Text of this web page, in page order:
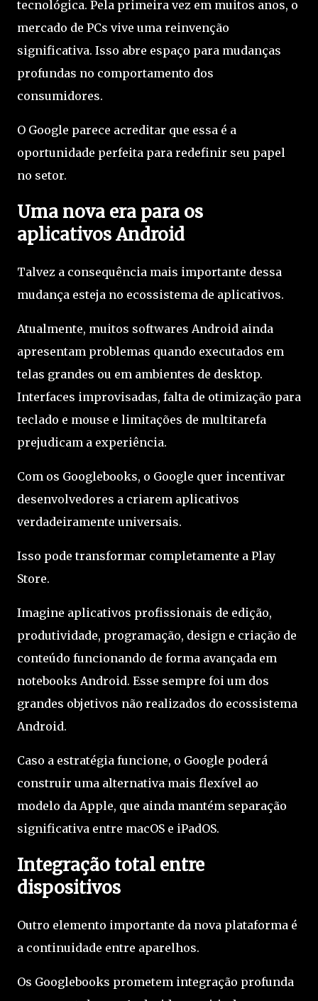
tecnológica. Pela primeira vez em muitos anos, o
mercado de PCs vive uma reinvenção
significativa. Isso abre espaço para mudanças
profundas no comportamento dos
consumidores.
O Google parece acreditar que essa é a
oportunidade perfeita para redefinir seu papel
no setor.
Uma nova era para os
aplicativos Android
Talvez a consequência mais importante dessa
mudança esteja no ecossistema de aplicativos.
Atualmente, muitos softwares Android ainda
apresentam problemas quando executados em
telas grandes ou em ambientes de desktop.
Interfaces improvisadas, falta de otimização para
teclado e mouse e limitações de multitarefa
prejudicam a experiência.
Com os Googlebooks, o Google quer incentivar
desenvolvedores a criarem aplicativos
verdadeiramente universais.
Isso pode transformar completamente a Play
Store.
Imagine aplicativos profissionais de edição,
produtividade, programação, design e criação de
conteúdo funcionando de forma avançada em
notebooks Android. Esse sempre foi um dos
grandes objetivos não realizados do ecossistema
Android.
Caso a estratégia funcione, o Google poderá
construir uma alternativa mais flexível ao
modelo da Apple, que ainda mantém separação
significativa entre macOS e iPadOS.
Integração total entre
dispositivos
Outro elemento importante da nova plataforma é
a continuidade entre aparelhos.
Os Googlebooks prometem integração profunda